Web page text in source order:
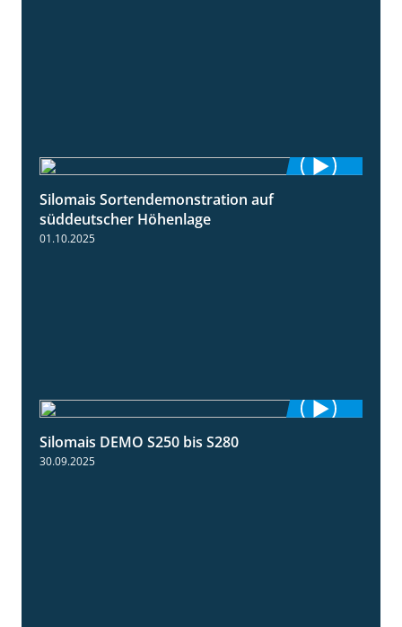
Silomais Sortendemonstration auf
süddeutscher Höhenlage
01.10.2025
Silomais DEMO S250 bis S280
30.09.2025